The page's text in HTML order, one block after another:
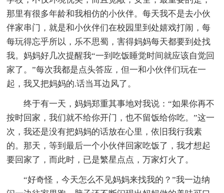
那里有很多年龄和我相仿的小伙伴。每天我不是去小伙
伴家串门，就是和小伙伴们在校园里到处嬉戏打闹，每
每玩得忘乎所以，乐不思蜀，害得妈妈每天都要到处找
我。妈妈好几次提醒我“一到吃饭睡觉时间就应该自觉回
家了。”每次我都是点头答应，但一和小伙伴们玩在一
起，我又把妈妈的.话当耳边风了。
终于有一天，妈妈郑重其事地对我说：“如果你再不
按时回家，我们就不给你开门，也不留饭给你吃。”这一
次，我还是没有把妈妈的话放在心里，依旧我行我素
的。那天，等到最后一个小伙伴回家吃饭了，我才想起
要回家了，而此时，已是繁星点点，万家灯火了。
“好奇怪，今天怎么不见妈妈来找我的？”我一边纳